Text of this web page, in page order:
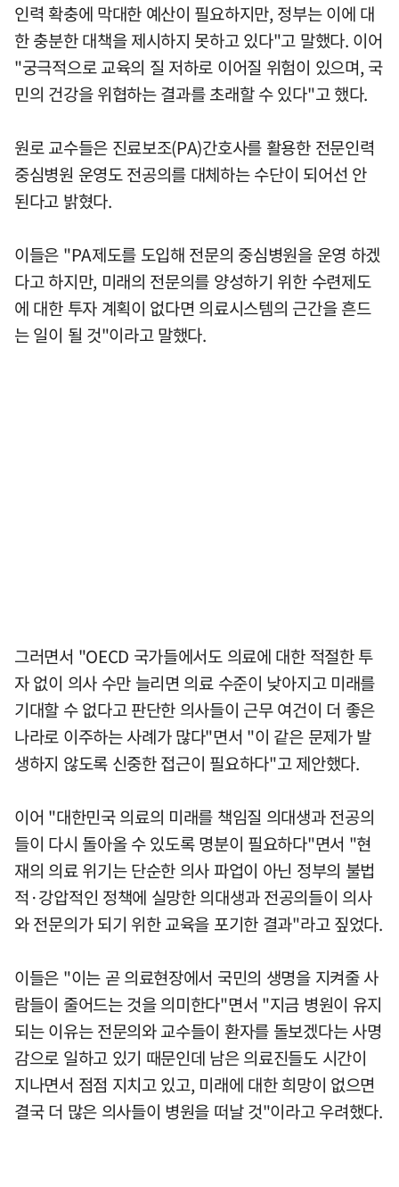
인력 확충에 막대한 예산이 필요하지만, 정부는 이에 대
한 충분한 대책을 제시하지 못하고 있다"고 말했다. 이어
"궁극적으로 교육의 질 저하로 이어질 위험이 있으며, 국
민의 건강을 위협하는 결과를 초래할 수 있다"고 했다.
원로 교수들은 진료보조(PA)간호사를 활용한 전문인력
중심병원 운영도 전공의를 대체하는 수단이 되어선 안
된다고 밝혔다.
이들은 "PA제도를 도입해 전문의 중심병원을 운영 하겠
다고 하지만, 미래의 전문의를 양성하기 위한 수련제도
에 대한 투자 계획이 없다면 의료시스템의 근간을 흔드
는 일이 될 것"이라고 말했다.
그러면서 "OECD 국가들에서도 의료에 대한 적절한 투
자 없이 의사 수만 늘리면 의료 수준이 낮아지고 미래를
기대할 수 없다고 판단한 의사들이 근무 여건이 더 좋은
나라로 이주하는 사례가 많다"면서 "이 같은 문제가 발
생하지 않도록 신중한 접근이 필요하다"고 제안했다.
이어 "대한민국 의료의 미래를 책임질 의대생과 전공의
들이 다시 돌아올 수 있도록 명분이 필요하다"면서 "현
재의 의료 위기는 단순한 의사 파업이 아닌 정부의 불법
적·강압적인 정책에 실망한 의대생과 전공의들이 의사
와 전문의가 되기 위한 교육을 포기한 결과"라고 짚었다.
이들은 "이는 곧 의료현장에서 국민의 생명을 지켜줄 사
람들이 줄어드는 것을 의미한다"면서 "지금 병원이 유지
되는 이유는 전문의와 교수들이 환자를 돌보겠다는 사명
감으로 일하고 있기 때문인데 남은 의료진들도 시간이
지나면서 점점 지치고 있고, 미래에 대한 희망이 없으면
결국 더 많은 의사들이 병원을 떠날 것"이라고 우려했다.